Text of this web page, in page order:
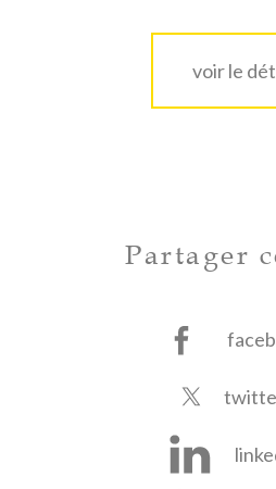
voir le
Partager